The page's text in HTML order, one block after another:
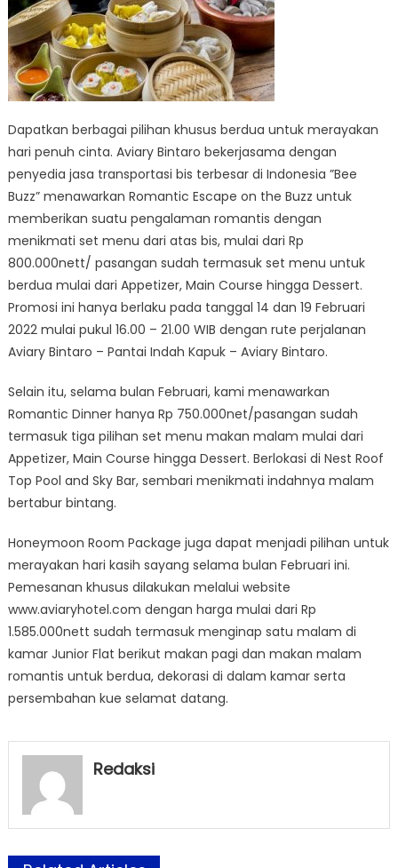
Dapatkan berbagai pilihan khusus berdua untuk merayakan
hari penuh cinta. Aviary Bintaro bekerjasama dengan
penyedia jasa transportasi bis terbesar di Indonesia ”Bee
Buzz” menawarkan Romantic Escape on the Buzz untuk
memberikan suatu pengalaman romantis dengan
menikmati set menu dari atas bis, mulai dari Rp
800.000nett/ pasangan sudah termasuk set menu untuk
berdua mulai dari Appetizer, Main Course hingga Dessert.
Promosi ini hanya berlaku pada tanggal 14 dan 19 Februari
2022 mulai pukul 16.00 – 21.00 WIB dengan rute perjalanan
Aviary Bintaro – Pantai Indah Kapuk – Aviary Bintaro.
Selain itu, selama bulan Februari, kami menawarkan
Romantic Dinner hanya Rp 750.000net/pasangan sudah
termasuk tiga pilihan set menu makan malam mulai dari
Appetizer, Main Course hingga Dessert. Berlokasi di Nest Roof
Top Pool and Sky Bar, sembari menikmati indahnya malam
bertabur bintang.
Honeymoon Room Package juga dapat menjadi pilihan untuk
merayakan hari kasih sayang selama bulan Februari ini.
Pemesanan khusus dilakukan melalui website
www.aviaryhotel.com dengan harga mulai dari Rp
1.585.000nett sudah termasuk menginap satu malam di
kamar Junior Flat berikut makan pagi dan makan malam
romantis untuk berdua, dekorasi di dalam kamar serta
persembahan kue selamat datang.
Redaksi